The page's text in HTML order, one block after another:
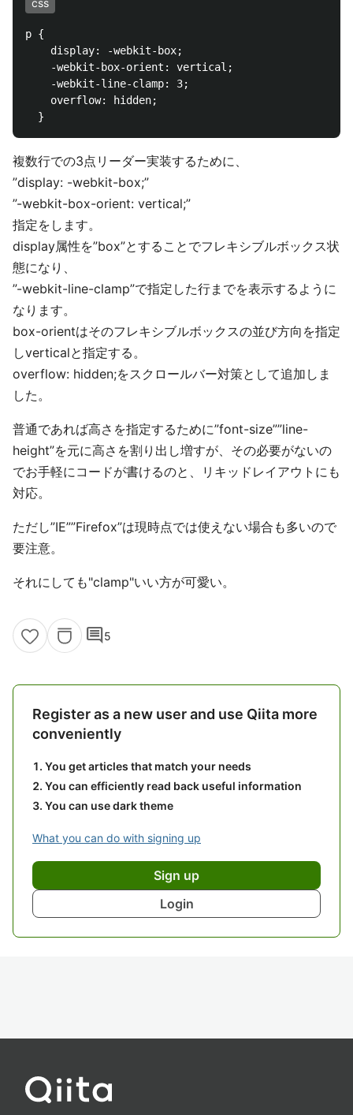
css
p {
    display: -webkit-box;
    -webkit-box-orient: vertical;
    -webkit-line-clamp: 3;
    overflow: hidden;
複数行での3点リーダー実装するために、
”display: -webkit-box;”
”-webkit-box-orient: vertical;”
指定をします。
display属性を”box”とすることでフレキシブルボックス状
態になり、
”-webkit-line-clamp”で指定した行までを表示するように
なります。
box-orientはそのフレキシブルボックスの並び方向を指定
しverticalと指定する。
overflow: hidden;をスクロールバー対策として追加しま
した。
普通であれば高さを指定するために”font-size””line-
height”を元に高さを割り出し増すが、その必要がないの
でお手軽にコードが書けるのと、リキッドレイアウトにも
対応。
ただし”IE””Firefox”は現時点では使えない場合も多いので
要注意。
それにしても"clamp"いい方が可愛い。
comment5
Register as a new user and use Qiita more
conveniently
You get articles that match your needs
You can efficiently read back useful information
You can use dark theme
What you can do with signing up
Sign up
Login